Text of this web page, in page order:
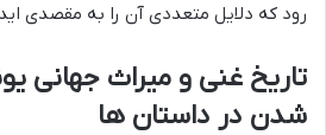
رود که دلایل متعددی آن را به مقصدی
تاریخ غنی و میراث جهانی
شدن در داستان ها